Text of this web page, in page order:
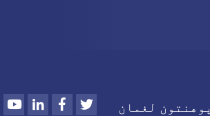
پوهنتون لغمان YoutubeLinkedInFacebook